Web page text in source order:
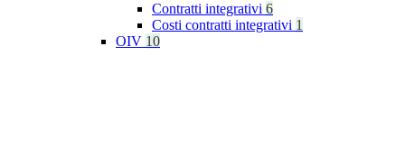
Contratti integrativi 6
Costi contratti integrativi 1
OIV 10